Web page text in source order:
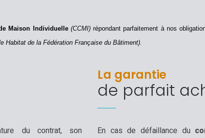
Maison Individuelle (CCMI)répondant parfaitement à nos
Habitat de la Fédération Française du Bâtiment).
du contrat, son
La garantie
de parfait
En cas de défaillance du